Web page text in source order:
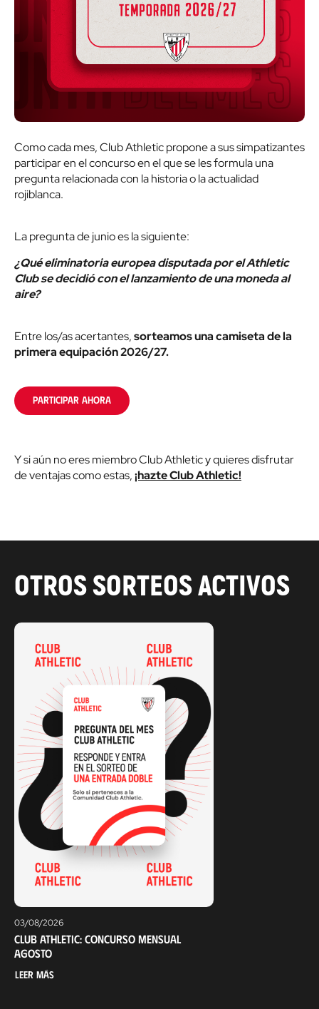
Como cada mes, Club Athletic propone a sus simpatizantes
participar en el concurso en el que se les formula una
pregunta relacionada con la historia o la actualidad
rojiblanca.
La pregunta de junio es la siguiente:
¿Qué eliminatoria europea disputada por el Athletic
Club se decidió con el lanzamiento de una moneda al
aire?
Entre los/as acertantes,sorteamos una camiseta de la
primera equipación 2026/27.
PARTICIPAR AHORA
Y si aún no eres miembro Club Athletic y quieres disfrutar
de ventajas como estas,¡hazte Club Athletic!
OTROS SORTEOS ACTIVOS
03/08/2026
Club Athletic: Concurso mensual
agosto
Leer más